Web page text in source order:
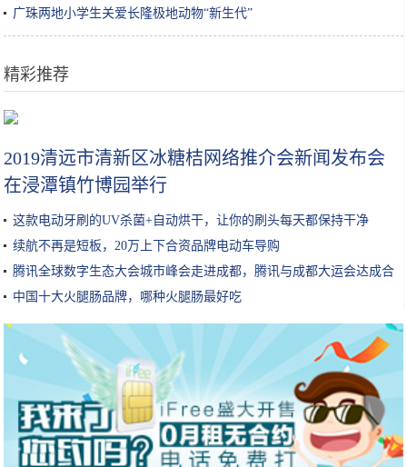
作
广珠两地小学生关爱长隆极地动物“新生代”
精彩推荐
2019清远市清新区冰糖桔网络推介会新闻发布会
在浸潭镇竹博园举行
这款电动牙刷的UV杀菌+自动烘干，让你的刷头每天都保持干净
续航不再是短板，20万上下合资品牌电动车导购
腾讯全球数字生态大会城市峰会走进成都，腾讯与成都大运会达成合
作
中国十大火腿肠品牌，哪种火腿肠最好吃